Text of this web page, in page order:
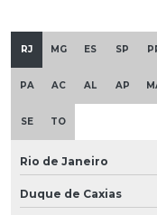
RJ MG ES SP
PA AC AL AP
SE TO
Rio de Janeiro
Duque de Caxias